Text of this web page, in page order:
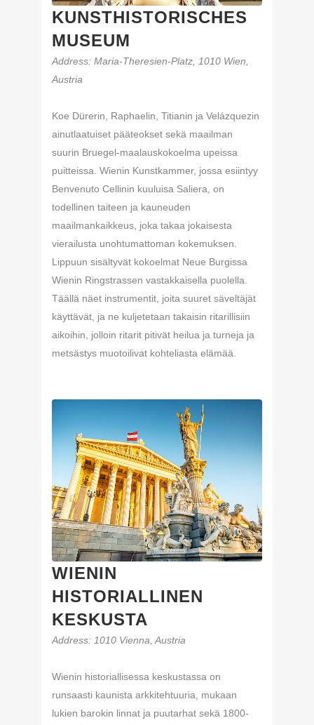
KUNSTHISTORISCHES
MUSEUM
Address: Maria-Theresien-Platz, 1010 Wien,
Austria
Koe Dürerin, Raphaelin, Titianin ja Velázquezin
ainutlaatuiset pääteokset sekä maailman
suurin Bruegel-maalauskokoelma upeissa
puitteissa. Wienin Kunstkammer, jossa esiintyy
Benvenuto Cellinin kuuluisa Saliera, on
todellinen taiteen ja kauneuden
maailmankaikkeus, joka takaa jokaisesta
vierailusta unohtumattoman kokemuksen.
Lippuun sisältyvät kokoelmat Neue Burgissa
Wienin Ringstrassen vastakkaisella puolella.
Täällä näet instrumentit, joita suuret säveltäjät
käyttävät, ja ne kuljetetaan takaisin ritarillisiin
aikoihin, jolloin ritarit pitivät heilua ja turneja ja
metsästys muotoilivat kohteliasta elämää.
WIENIN
HISTORIALLINEN
KESKUSTA
Address: 1010 Vienna, Austria
Wienin historiallisessa keskustassa on
runsaasti kaunista arkkitehtuuria, mukaan
lukien barokin linnat ja puutarhat sekä 1800-